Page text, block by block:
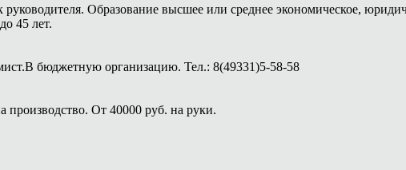
Образование высшее или среднее экономическое,
45 лет.
бюджетную организацию. Тел.: 8(49331)5-58-58
производство. От 40000 руб. на руки.